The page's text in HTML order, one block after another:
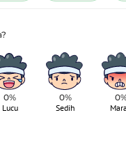
0%
Lucu
0%
Sedih